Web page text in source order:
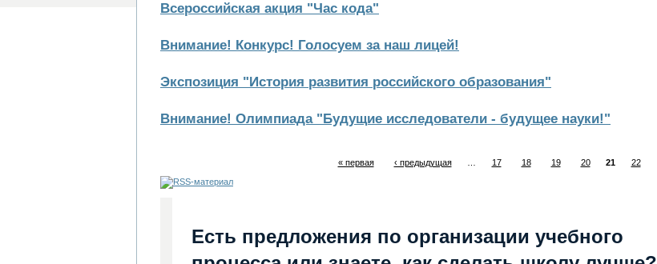
Всероссийская акция "Час кода"
Внимание! Конкурс! Голосуем за наш лицей!
Экспозиция "История развития российского образования"
Внимание! Олимпиада "Будущие исследователи - будущее науки!"
« первая ‹ предыдущая 17 18 19 20 21 22
Есть предложения по организации учебного